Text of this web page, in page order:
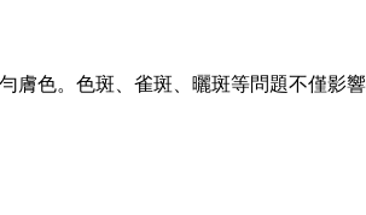
色。色斑、雀斑、曬斑等問題不僅影